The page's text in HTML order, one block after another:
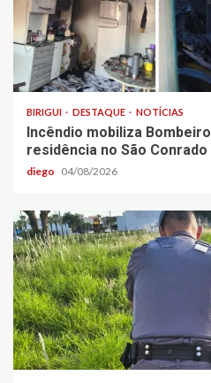
BIRIGUI DESTAQUE NOTÍCIAS
Incêndio mobiliza
residência no São
diego 04/08/2026